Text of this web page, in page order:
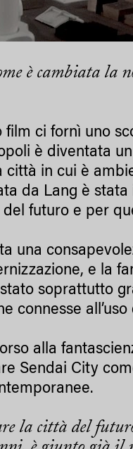
è cambiata la
film ci fornì uno
è diventata
città in cui è
da Lang è
futuro e per
una
e la
soprattutto
connesse
alla
Sendai City
la città del